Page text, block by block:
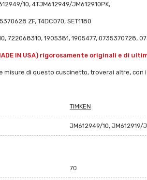
10, 4TJM612949/JM612910PK,
ZF, T4DC070, SET1180
722068310, 1905381, 1905477, 0735370728,
IN USA) rigorosamente originali e di
di questo cuscinetto, troverai altre, con
TIMKEN
JM612949/10, JM612919/
70